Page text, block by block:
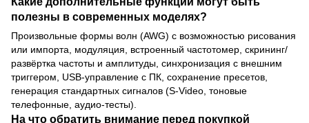
полезны в современных моделях?
Произвольные формы волн (AWG) с возможностью рисования
или импорта, модуляция, встроенный частотомер, скрининг/
развёртка частоты и амплитуды, синхронизация с внешним
триггером, USB-управление с ПК, сохранение пресетов,
генерация стандартных сигналов (S-Video, тоновые
телефонные, аудио-тесты).
На что обратить внимание перед покупкой